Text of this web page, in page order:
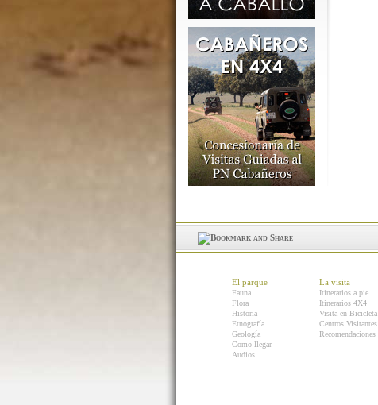
El parque
Fauna
Flora
Historia
Etnografía
Geología
Como llegar
Audios
La visita
Itinerarios a pie
Itinerarios 4X4
Visita en Bicicleta
Centros Visitantes
Recomendaciones